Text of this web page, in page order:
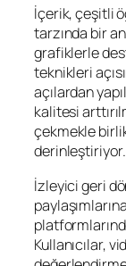
İçerik, çeşitli
tarzında bir
grafiklerle
teknikleri
açılardan
kalitesi
çekmekle
derinleştiriyor.
İzleyici geri
Kullanıcılar,